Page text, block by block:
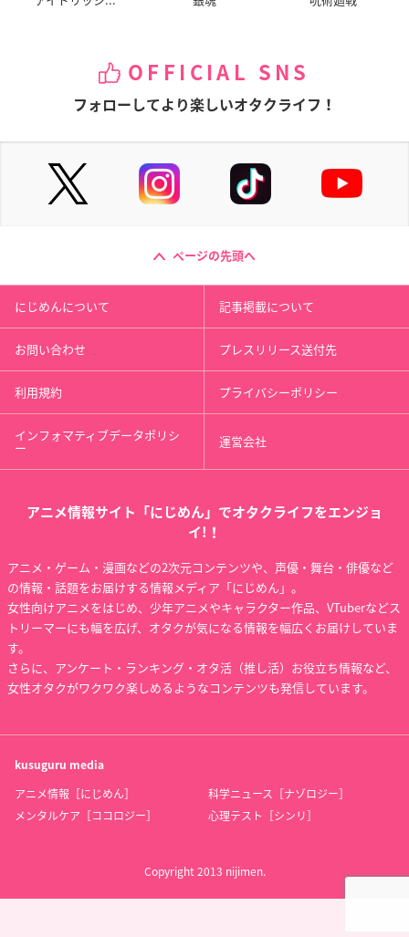
OFFICIAL SNS
フォローしてより楽しいオタクライフ！
ページの先頭へ
にじめんについて 記事掲載について
お問い合わせ プレスリリース送付先
利用規約 プライバシーポリシー
インフォマティブデータポリシ
ー 運営会社
アニメ情報サイト「にじめん」でオタクライフをエンジョ
イ!！
アニメ・ゲーム・漫画などの2次元コンテンツや、声優・舞台・俳優など
の情報・話題をお届けする情報メディア「にじめん」。
女性向けアニメをはじめ、少年アニメやキャラクター作品、VTuberなどス
トリーマーにも幅を広げ、オタクが気になる情報を幅広くお届けしていま
す。
さらに、アンケート・ランキング・オタ活（推し活）お役立ち情報など、
女性オタクがワクワク楽しめるようなコンテンツも発信しています。
kusuguru media
アニメ情報［にじめん］
科学ニュース［ナゾロジー］
メンタルケア［ココロジー］
心理テスト［シンリ］
Copyright 2013 nijimen.